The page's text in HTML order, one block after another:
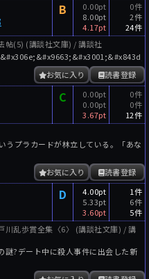
絞り込みリセット
B
0.00pt
8.00pt
4.17pt
0件
2件
24件
(5) (講談社文庫) / 講談社
読書登録
お気に入り
C
0.00pt
0.00pt
3.67pt
0件
0件
12件
うプラカードが林立している。「あな
読書登録
お気に入り
D
4.00pt
5.33pt
3.60pt
1件
6件
5件
乱歩賞全集〈6〉 (講談社文庫) / 講
謎?デート中に殺人事件に出会した新